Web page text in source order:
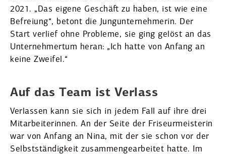
2021. „Das eigene Geschäft zu haben, ist wie eine
Befreiung“, betont die Jungun­ter­neh­merin. Der
Start verlief ohne Probleme, sie ging gelöst an das
Unter­neh­mertum heran: „Ich hatte von Anfang an
keine Zweifel.“
Auf das Team ist Verlass
Verlassen kann sie sich in jedem Fall auf ihre drei
Mitar­bei­te­rinnen. An der Seite der Friseur­meis­terin
war von Anfang an Nina, mit der sie schon vor der
Selbst­stän­digkeit zusam­men­ge­ar­beitet hatte. Im